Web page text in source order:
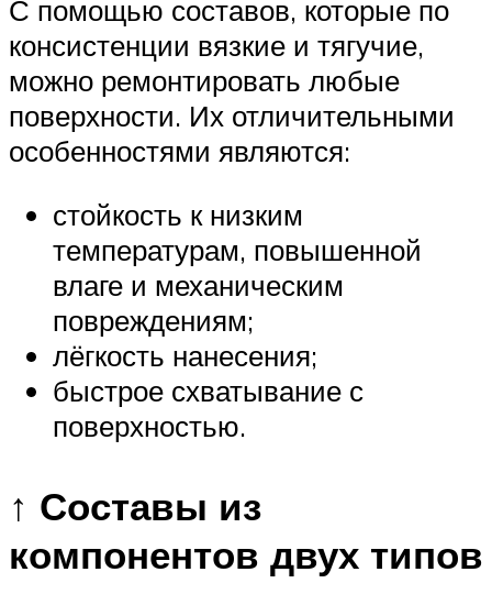
С помощью составов, которые по
консистенции вязкие и тягучие,
можно ремонтировать любые
поверхности. Их отличительными
особенностями являются:
стойкость к низким
температурам, повышенной
влаге и механическим
повреждениям;
лёгкость нанесения;
быстрое схватывание с
поверхностью.
↑ Составы из
компонентов двух типов